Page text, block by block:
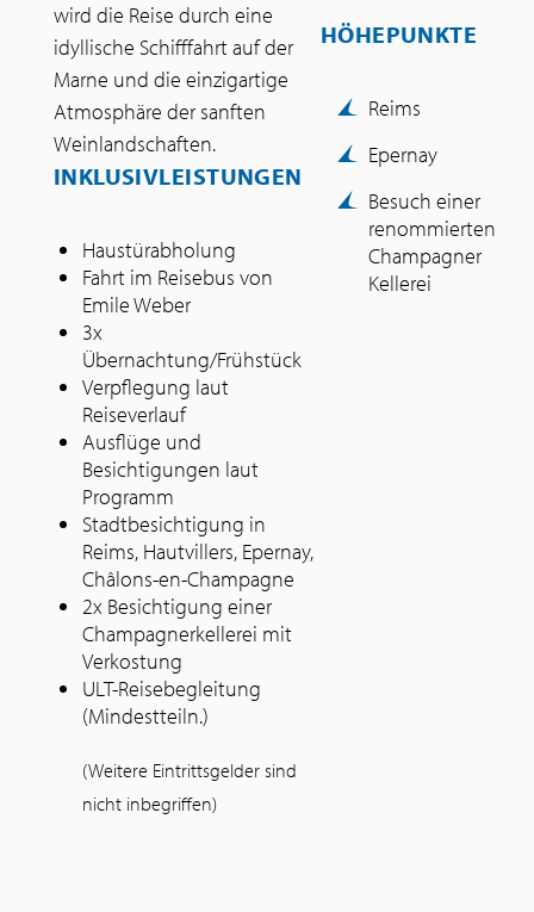
wird die Reise durch eine
idyllische Schifffahrt auf der
Marne und die einzigartige
Atmosphäre der sanften
Weinlandschaften.
INKLUSIVLEISTUNGEN
Haustürabholung
Fahrt im Reisebus von
Emile Weber
3x
Übernachtung/Frühstück
Verpflegung laut
Reiseverlauf
Ausflüge und
Besichtigungen laut
Programm
Stadtbesichtigung in
Reims, Hautvillers, Epernay,
Châlons-en-Champagne
2x Besichtigung einer
Champagnerkellerei mit
Verkostung
ULT-Reisebegleitung
(Mindestteiln.)
(Weitere Eintrittsgelder sind
nicht inbegriffen)
HÖHEPUNKTE
Reims
Epernay
Besuch einer
renommierten
Champagner
Kellerei